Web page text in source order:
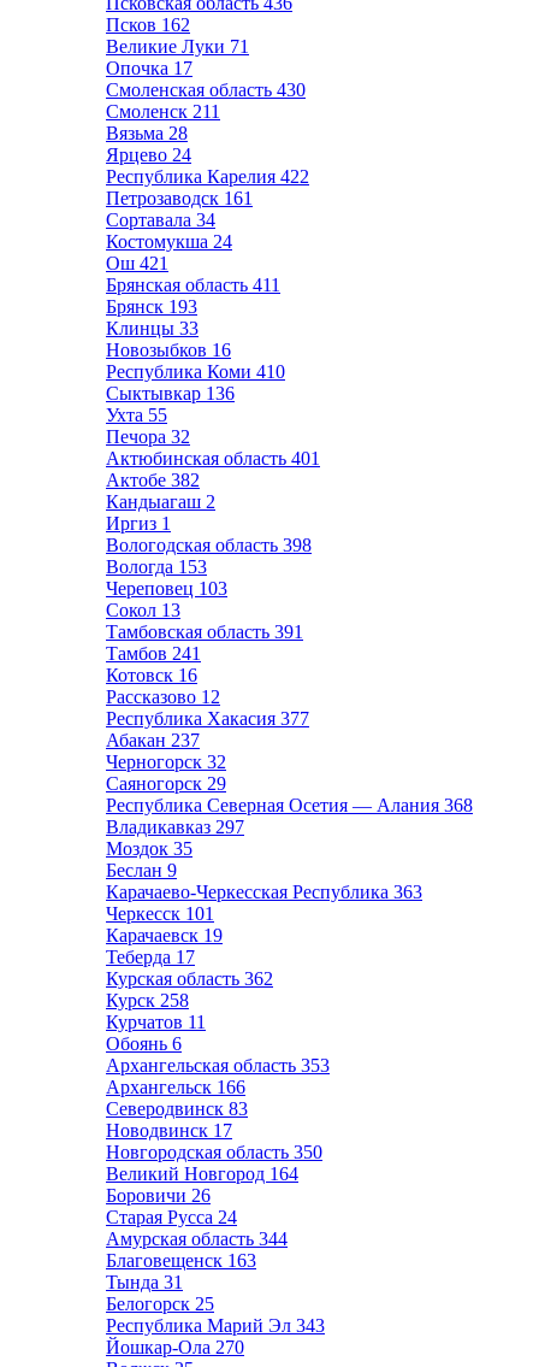
Псков 162
Великие Луки 71
Опочка 17
Смоленская область 430
Смоленск 211
Вязьма 28
Ярцево 24
Республика Карелия 422
Петрозаводск 161
Сортавала 34
Костомукша 24
Ош 421
Брянская область 411
Брянск 193
Клинцы 33
Новозыбков 16
Республика Коми 410
Сыктывкар 136
Ухта 55
Печора 32
Актюбинская область 401
Актобе 382
Кандыагаш 2
Иргиз 1
Вологодская область 398
Вологда 153
Череповец 103
Сокол 13
Тамбовская область 391
Тамбов 241
Котовск 16
Рассказово 12
Республика Хакасия 377
Абакан 237
Черногорск 32
Саяногорск 29
Республика Северная Осетия — Алания 368
Владикавказ 297
Моздок 35
Беслан 9
Карачаево-Черкесская Республика 363
Черкесск 101
Карачаевск 19
Теберда 17
Курская область 362
Курск 258
Курчатов 11
Обоянь 6
Архангельская область 353
Архангельск 166
Северодвинск 83
Новодвинск 17
Новгородская область 350
Великий Новгород 164
Боровичи 26
Старая Русса 24
Амурская область 344
Благовещенск 163
Тында 31
Белогорск 25
Республика Марий Эл 343
Йошкар-Ола 270